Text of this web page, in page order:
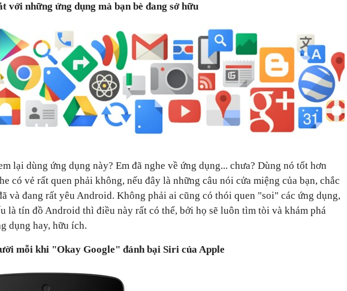
với những ứng dụng mà bạn bè đang sở hữu
lại dùng ứng dụng này? Em đã nghe về ứng dụng... chưa? Dùng nó tốt hơn
có vẻ rất quen phải không, nếu đây là những câu nói cửa miệng của bạn, chắc
và đang rất yêu Android. Không phải ai cũng có thói quen "soi" các ứng dụng,
là tín đồ Android thì điều này rất có thể, bởi họ sẽ luôn tìm tòi và khám phá
dụng hay, hữu ích.
mỗi khi "Okay Google" đánh bại Siri của Apple